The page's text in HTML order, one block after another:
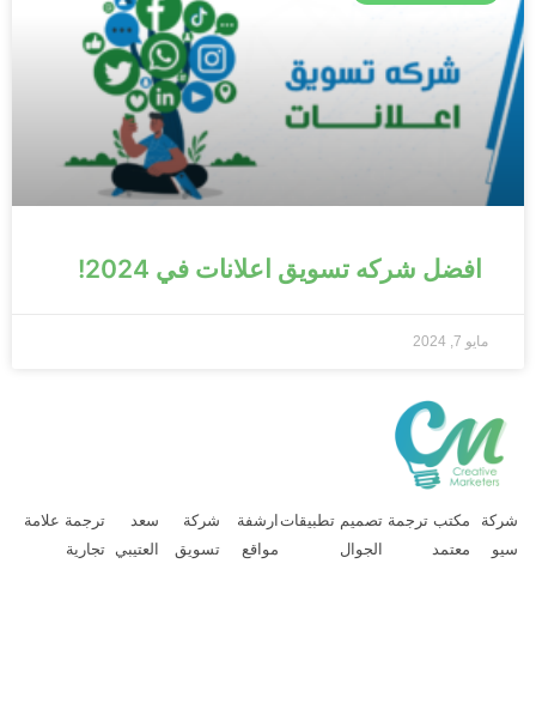
افضل شركه تسويق اعلانات في 2024!
مايو 7, 2024
مكتب ترجمة
معتمد
تصميم تطبيقات
الجوال
ارشفة
مواقع
شركة
تسويق
سعد
العتيبي
ترجمة علامة
تجارية